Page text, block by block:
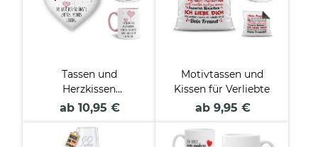
Tassen und
Herzkissen
"Herzballons" mit
ab 10,95 €
Motivtassen und
Kissen für Verliebte
ab 9,95 €